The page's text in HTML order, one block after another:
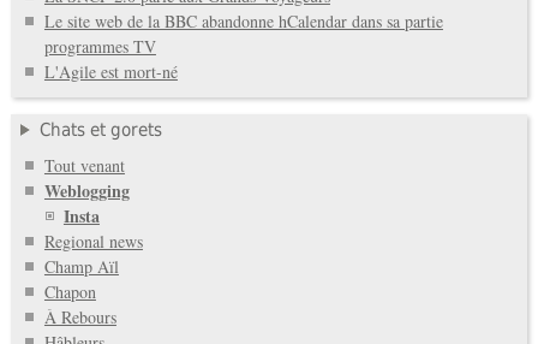
Le site web de la BBC abandonne hCalendar dans sa partie
programmes TV
L'Agile est mort-né
Chats et gorets
Tout venant
Weblogging
Insta
Regional news
Champ Aïl
Chapon
À Rebours